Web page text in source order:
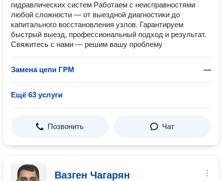
гидравлических систем Работаем с неисправностями
любой сложности — от выездной диагностики до
капитального восстановления узлов. Гарантируем
быстрый выезд, профессиональный подход и результат.
Свяжитесь с нами — решим вашу проблему
Замена цепи ГРМ —
Ещё 63 услуги
Позвонить Чат
Вазген Чагарян